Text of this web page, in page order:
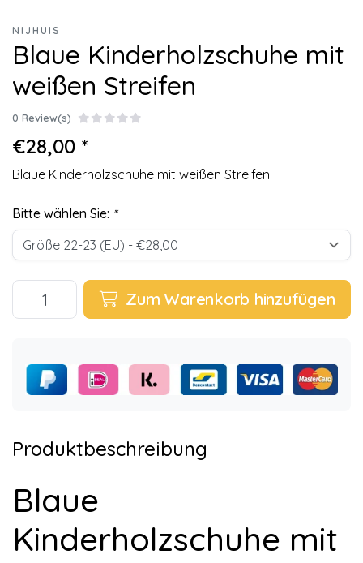
NIJHUIS
Blaue Kinderholzschuhe mit
weißen Streifen
0 Review(s)
€28,00 *
Blaue Kinderholzschuhe mit weißen Streifen
Bitte wählen Sie: *
Zum Warenkorb hinzufügen
Produktbeschreibung
Blaue
Kinderholzschuhe mit